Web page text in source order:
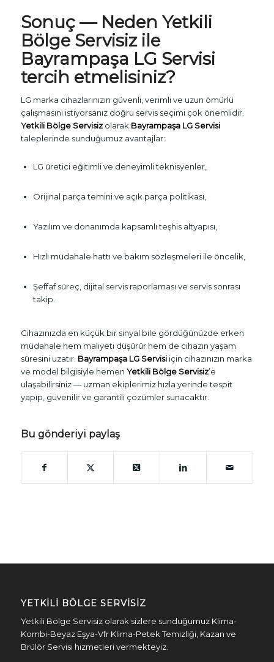
Sonuç — Neden Yetkili
Bölge Servisizile
Bayrampaşa LG Servisi
tercih etmelisiniz?
LG marka cihazlarınızın güvenli, verimli ve uzun ömürlü
çalışmasını istiyorsanız doğru servis seçimi çok önemlidir.
Yetkili Bölge Servisizolarak Bayrampaşa LG Servisi
taleplerinde sunduğumuz avantajlar:
LG üretici eğitimli ve deneyimli teknisyenler,
Orijinal parça temini ve açık parça politikası,
Yazılım ve donanımda kapsamlı teşhis altyapısı,
Hızlı müdahale hattı ve bakım sözleşmeleri ile öncelik,
Şeffaf süreç, dijital servis raporlaması ve servis sonrası
takip.
Cihazınızda en küçük bir sinyal bile gördüğünüzde erken
müdahale hem maliyeti düşürür hem de cihazın yaşam
süresini uzatır. Bayrampaşa LG Servisiiçin cihazınızın marka
ve model bilgisiyle hemen Yetkili Bölge Servisiz’e
ulaşabilirsiniz — uzman ekiplerimiz hızla yerinde tespit
yapıp, güvenilir ve garantili çözümler sunacaktır.
Bu gönderiyi paylaş
YETKILI BÖLGE SERVISIZ
Yetkili Bölge Servisiz olarak sizlere sunduğumuz Klima-
Kombi-Beyaz Eşya-Vfr Klima-Petek Temizliği, Kazan ve
Brülör Servisi hizmetleri vermekteyiz.